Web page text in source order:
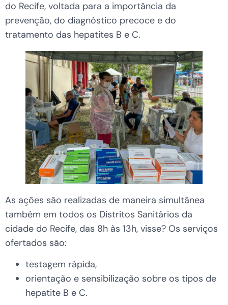
do Recife, voltada para a importância da
prevenção, do diagnóstico precoce e do
tratamento das hepatites B e C.
As ações são realizadas de maneira simultânea
também em todos os Distritos Sanitários da
cidade do Recife, das 8h às 13h, visse? Os serviços
ofertados são:
testagem rápida,
orientação e sensibilização sobre os tipos de
hepatite B e C.